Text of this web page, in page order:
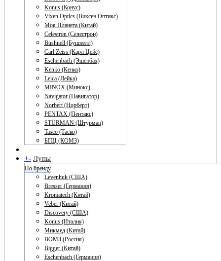
Konus (Конус)
Vixen Optics (Виксен Оптикс)
Моя Планета (Китай)
Celestron (Селестрон)
Bushnell (Бушнелл)
Carl Zeiss (Карл Цейс)
Eschenbach (Эшенбах)
Kenko (Кенко)
Leica (Лейка)
MINOX (Минокс)
Navigator (Навигатор)
Norbert (Норберт)
PENTAX (Пентакс)
STURMAN (Штурман)
Tasco (Таско)
БПЦ (КОМЗ)
+- Лупы
По бренду
Levenhuk (США)
Bresser (Германия)
Kromatech (Китай)
Veber (Китай)
Discovery (США)
Konus (Италия)
Микмед (Китай)
ВОМЗ (Россия)
Bigger (Китай)
Eschenbach (Германия)